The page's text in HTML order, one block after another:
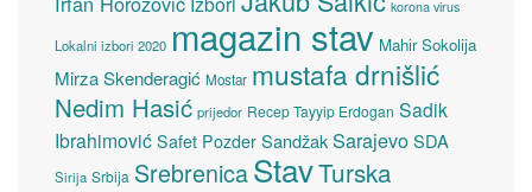
korona virus
Lokalni izbori 2020 magazin stav Mahir Sokolija
Mirza Skenderagić Mostar mustafa drnišlić
Nedim Hasić prijedor Recep Tayyip Erdogan Sadik
Ibrahimović Safet Pozder SandžakSarajevoSDA
Sirija Srbija SrebrenicaStavTurska